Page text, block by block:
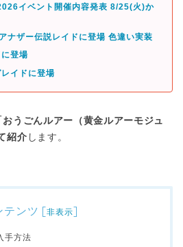
イベント開催内容発表 8/25(火)か
ナザー伝説レイドに登場 色違い実装
登場
イドに登場
おうごんルアー（黄金ルアーモジュ
紹介 します。
テンツ [非表示]
手方法